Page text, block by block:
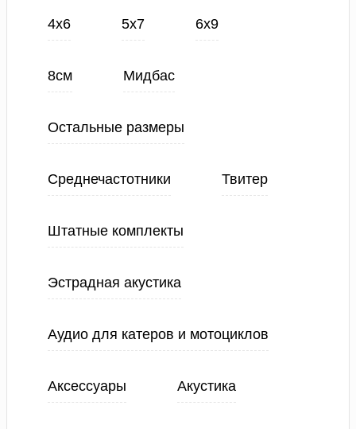
4х6 5х7 6х9
8см Мидбас
Остальные размеры
Среднечастотники Твитер
Штатные комплекты
Эстрадная акустика
Аудио для катеров и мотоциклов
Аксессуары Акустика